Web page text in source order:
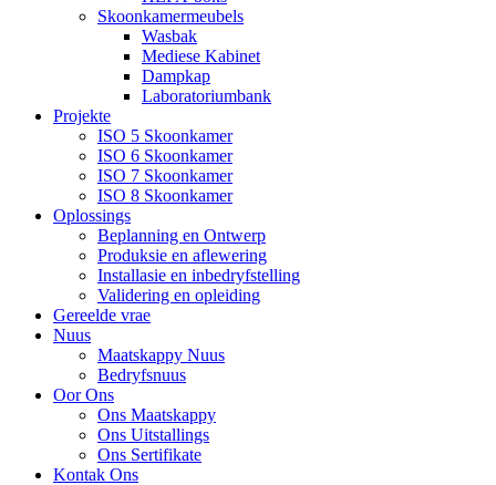
Skoonkamermeubels
Wasbak
Mediese Kabinet
Dampkap
Laboratoriumbank
Projekte
ISO 5 Skoonkamer
ISO 6 Skoonkamer
ISO 7 Skoonkamer
ISO 8 Skoonkamer
Oplossings
Beplanning en Ontwerp
Produksie en aflewering
Installasie en inbedryfstelling
Validering en opleiding
Gereelde vrae
Nuus
Maatskappy Nuus
Bedryfsnuus
Oor Ons
Ons Maatskappy
Ons Uitstallings
Ons Sertifikate
Kontak Ons